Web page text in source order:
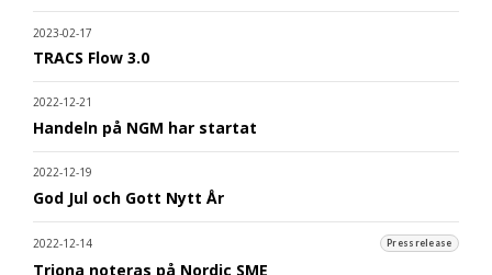
2023-02-17
TRACS Flow 3.0
2022-12-21
Handeln på NGM har startat
2022-12-19
God Jul och Gott Nytt År
2022-12-14 Pressrelease
Triona noteras på Nordic SME